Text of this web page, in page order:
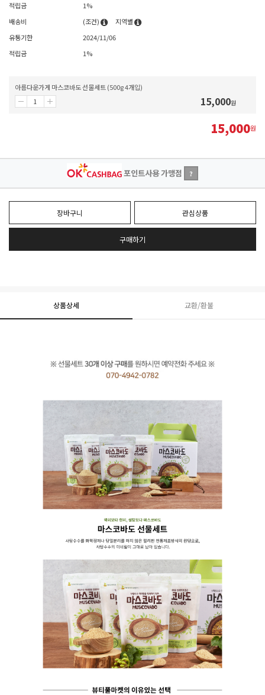
적립금
1%
배송비
(조건)
지역별
유통기한
2024/11/06
적립금
1%
아름다운가게 마스코바도 선물세트 (500g 4개입)
15,000원
15,000원
포인트사용 가맹점 ?
장바구니 관심상품
구매하기
상품상세 교환/환불